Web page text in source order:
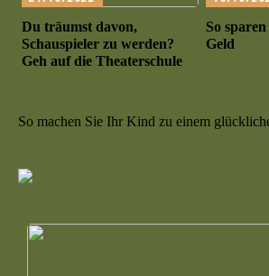
Du träumst davon,
Schauspieler zu werden?
Geh auf die Theaterschule
So
Geld
So machen Sie Ihr Kind zu einem